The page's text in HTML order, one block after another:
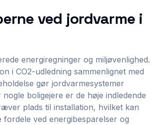
ved jordvarme i
energiregninger og miljøvenlighed.
i CO2-udledning sammenlignet med
gør jordvarmesystemer
boligejere er de høje indledende
plads til installation, hvilket kan
ved energibesparelser og